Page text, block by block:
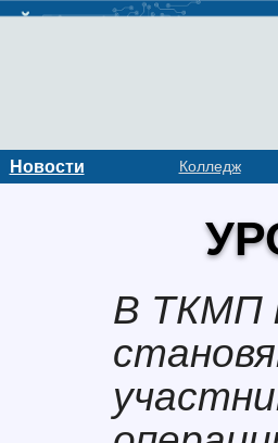
Новости Колледж
В ТКМП